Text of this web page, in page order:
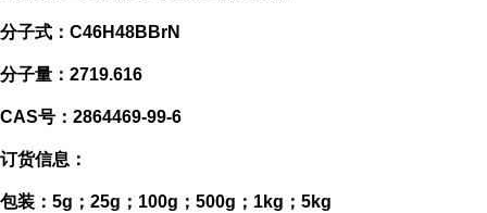
分子式：C46H48BBrN
分子量：2719.616
CAS号： 2864469-99-6
订货信息：
包装： 5g；25g；100g；500g；1kg；5kg